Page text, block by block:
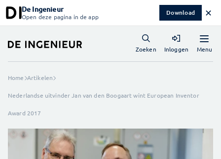
De Ingenieur
Open deze pagina in de app Download ✕
Menu
Zoeken Inloggen
Home Artikelen
Nederlandse uitvinder Jan van den Boogaart wint European Inventor
Award 2017